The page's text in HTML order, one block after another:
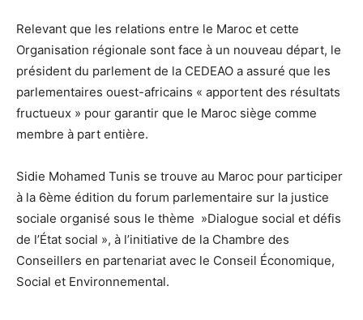
Relevant que les relations entre le Maroc et cette
Organisation régionale sont face à un nouveau départ, le
président du parlement de la CEDEAO a assuré que les
parlementaires ouest-africains « apportent des résultats
fructueux » pour garantir que le Maroc siège comme
membre à part entière.
Sidie Mohamed Tunis se trouve au Maroc pour participer
à la 6ème édition du forum parlementaire sur la justice
sociale organisé sous le thème »Dialogue social et défis
de l’État social », à l’initiative de la Chambre des
Conseillers en partenariat avec le Conseil Économique,
Social et Environnemental.